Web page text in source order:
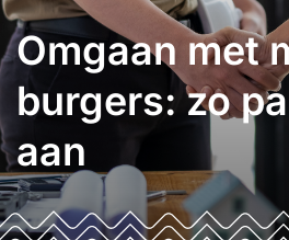
Omgaan met
burgers: zo
aan